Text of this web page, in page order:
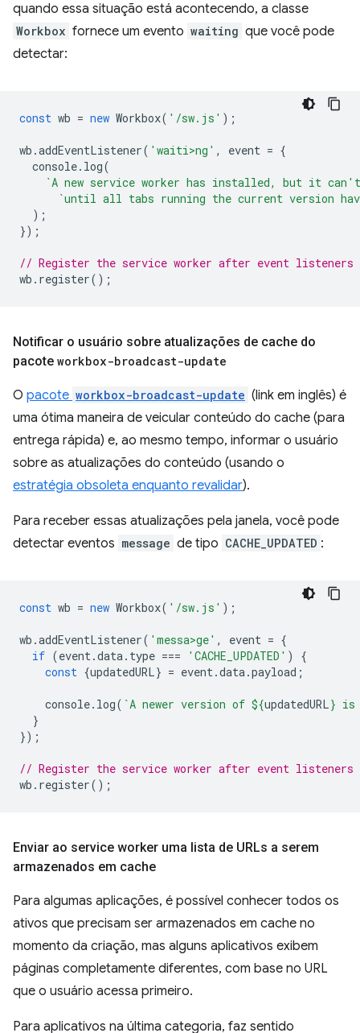
quando essa situação está acontecendo, a classe
Workbox fornece um evento waiting que você pode
detectar:
const wb = new Workbox( '/sw.js' );
wb .addEventListener( 'waiti>ng' , event = {
console. log(
`A new service worker has installed, but it
`until all tabs running the current version
);
});
// Register the service worker after event listeners
wb . register();
Notificar o usuário sobre atualizações de cache do
pacote workbox-broadcast-update
O pacote workbox-broadcast-update (link em inglês) é
uma ótima maneira de veicular conteúdo do cache (para
entrega rápida) e, ao mesmo tempo, informar o usuário
sobre as atualizações do conteúdo (usando o
estratégia obsoleta enquanto revalidar).
Para receber essas atualizações pela janela, você pode
detectar eventos message de tipo CACHE_UPDATED :
const wb = new Workbox( '/sw.js' );
wb .addEventListener( 'messa>ge' , event = {
if (event.data. type === 'CACHE_UPDATED' )
{
const {updatedURL} = event.data.payload ;
console. log( `A newer version of ${updatedURL} is
}
});
// Register the service worker after event listeners
wb . register();
Enviar ao service worker uma lista de URLs a serem
armazenados em cache
Para algumas aplicações, é possível conhecer todos os
ativos que precisam ser armazenados em cache no
momento da criação, mas alguns aplicativos exibem
páginas completamente diferentes, com base no URL
que o usuário acessa primeiro.
Para aplicativos na última categoria, faz sentido